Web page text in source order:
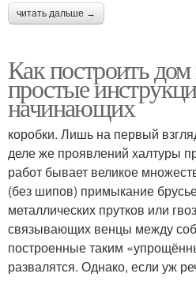
читать дальше →
Как построить дом
простые
начинающих
коробки. Лишь на первый
деле же проявлений халтуры
работ бывает великое
(без шипов) примыкание
металлических прутков или
связывающих венцы между
построенные таким
развалятся. Однако, если уж